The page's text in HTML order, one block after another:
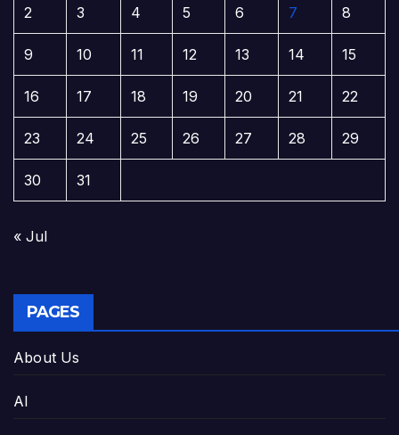
2 3 4 5 6 7 8
9 10 11 12 13 14 15
16 17 18 19 20 21 22
23 24 25 26 27 28 29
30 31
« Jul
PAGES
About Us
AI